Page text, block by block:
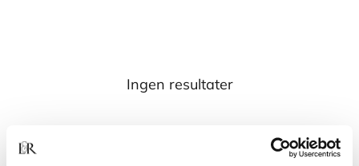
Ingen resultater